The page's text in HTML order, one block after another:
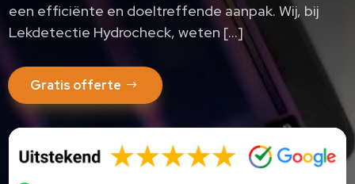
een efficiënte en doeltreffende aanpak. Wij, bij
Lekdetectie Hydrocheck, weten […]
Gratis offerte